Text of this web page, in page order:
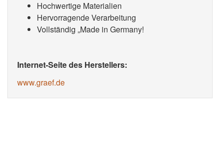
Hochwertige Materialien
Hervorragende Verarbeitung
Vollständig „Made in Germany!
Internet-Seite des Herstellers:
www.graef.de